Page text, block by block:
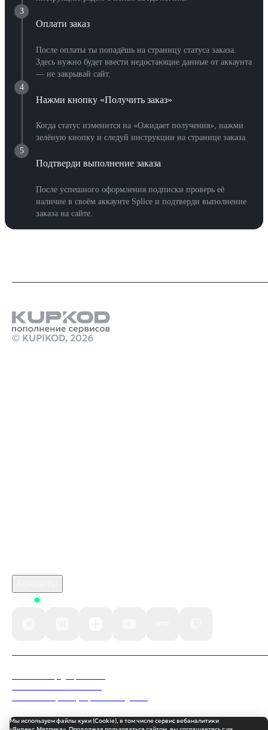
3
Оплати заказ
После оплаты ты попадёшь на страницу статуса заказа.
Здесь нужно будет ввести недостающие данные от аккаунта
— не закрывай сайт.
4
Нажми кнопку «Получить заказ»
Когда статус изменится на «Ожидает получения», нажми
зелёную кнопку и следуй инструкции на странице заказа.
5
Подтверди выполнение заказа
После успешного оформления подписки проверь её
наличие в своём аккаунте Splice и подтверди выполнение
заказа на сайте.
© KUPIKOD, 2026
Мы используем файлы куки (Cookie), в том числе сервис вебаналитики